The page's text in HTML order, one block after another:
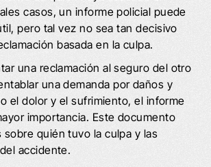
casos, un informe policial puede
pero tal vez no sea tan decisivo
basada en la culpa.
una reclamación al seguro del otro
una demanda por daños y
el dolor y el sufrimiento, el informe
importancia. Este documento
sobre quién tuvo la culpa y las
accidente.